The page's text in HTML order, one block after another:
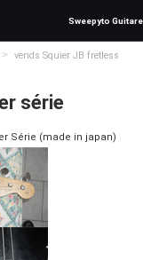
Sweepyto Guitare
>
vends Squier JB fretless
série
Série (made in japan)